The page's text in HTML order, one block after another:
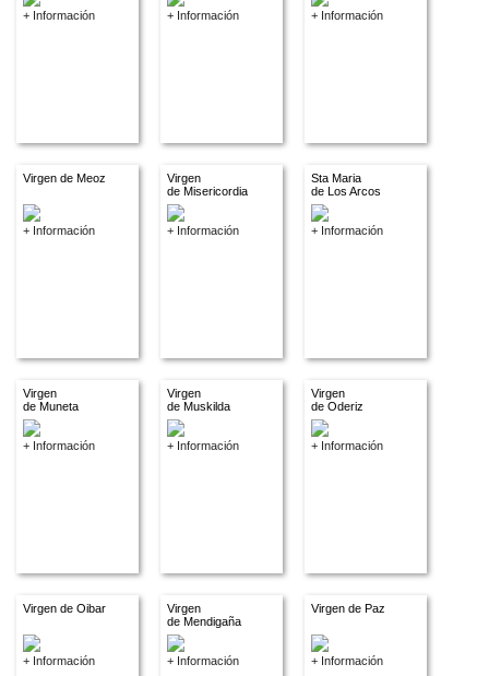
+ Información + Información + Información
Virgen de Meoz
+ Información
Virgen
de Misericordia
+ Información
Sta Maria
de Los Arcos
+ Información
Virgen
de Muneta
+ Información
Virgen
de Muskilda
+ Información
Virgen
de Oderiz
+ Información
Virgen de Oibar
+ Información
Virgen
de Mendigaña
+ Información
Virgen de Paz
+ Información